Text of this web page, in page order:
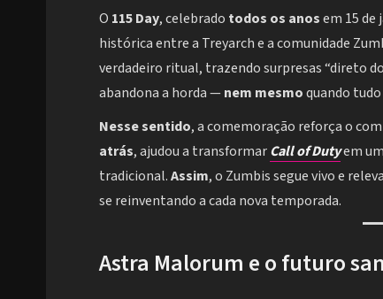
O 115 Day, celebrado todos os anosem 15
histórica entre a Treyarch e a comunidade
verdadeiro ritual, trazendo surpresas “direto
abandona a horda —nem mesmoquando
Nesse sentido, a comemoração reforça o
atrás, ajudou a transformarCall of Dutyem
tradicional.Assim, o Zumbis segue vivo e
se reinventando a cada nova temporada.
Astra Malorum e o futuro